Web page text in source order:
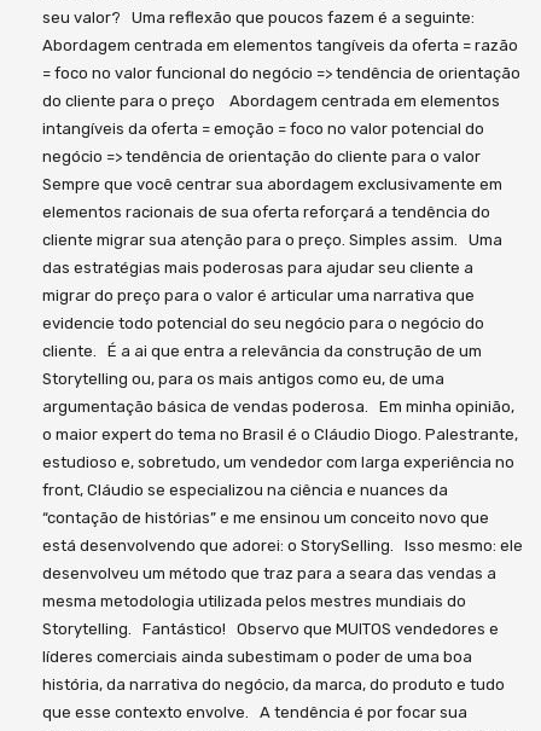
seu valor? Uma reflexão que poucos fazem é a seguinte:
Abordagem centrada em elementos tangíveis da oferta = razão
= foco no valor funcional do negócio => tendência de orientação
do cliente para o preço Abordagem centrada em elementos
intangíveis da oferta = emoção = foco no valor potencial do
negócio => tendência de orientação do cliente para o valor
Sempre que você centrar sua abordagem exclusivamente em
elementos racionais de sua oferta reforçará a tendência do
cliente migrar sua atenção para o preço. Simples assim. Uma
das estratégias mais poderosas para ajudar seu cliente a
migrar do preço para o valor é articular uma narrativa que
evidencie todo potencial do seu negócio para o negócio do
cliente. É a ai que entra a relevância da construção de um
Storytelling ou, para os mais antigos como eu, de uma
argumentação básica de vendas poderosa. Em minha opinião,
o maior expert do tema no Brasil é o Cláudio Diogo. Palestrante,
estudioso e, sobretudo, um vendedor com larga experiência no
front, Cláudio se especializou na ciência e nuances da
“contação de histórias” e me ensinou um conceito novo que
está desenvolvendo que adorei: o StorySelling. Isso mesmo: ele
desenvolveu um método que traz para a seara das vendas a
mesma metodologia utilizada pelos mestres mundiais do
Storytelling. Fantástico! Observo que MUITOS vendedores e
líderes comerciais ainda subestimam o poder de uma boa
história, da narrativa do negócio, da marca, do produto e tudo
que esse contexto envolve. A tendência é por focar sua